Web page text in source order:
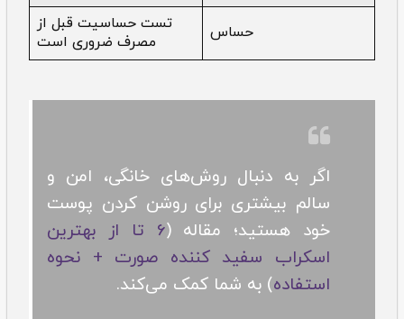
حساس
تست حساسیت قبل از
مصرف ضروری است
اگر به دنبال روش‌های خانگی، امن و
سالم بیشتری برای روشن کردن پوست
خود هستید؛ مقاله (
6 تا از بهترین
اسکراب سفید کننده صورت + نحوه
استفاده) به شما کمک می‌کند.